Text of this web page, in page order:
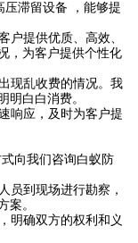
压滞留设备 ，能够提
户提供优质、高效、
，为客户提供个性化
现乱收费的情况。我
明白白消费。
响应，及时为客户提
向我们咨询白蚁防
员到现场进行勘察，
案。
明确双方的权利和义